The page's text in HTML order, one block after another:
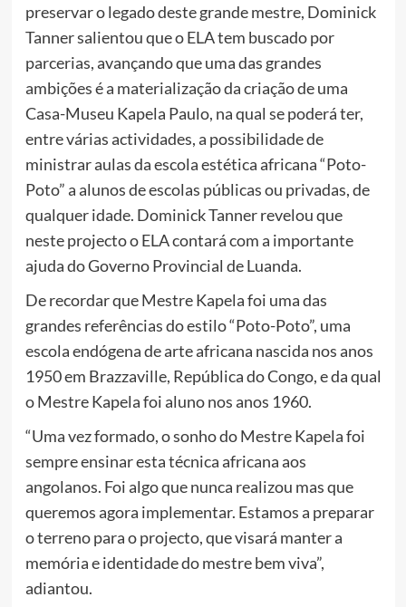
preservar o legado deste grande mestre, Dominick
Tanner salientou que o ELA tem buscado por
parcerias, avançando que uma das grandes
ambições é a materialização da criação de uma
Casa-Museu Kapela Paulo, na qual se poderá ter,
entre várias actividades, a possibilidade de
ministrar aulas da escola estética africana “Poto-
Poto” a alunos de escolas públicas ou privadas, de
qualquer idade. Dominick Tanner revelou que
neste projecto o ELA contará com a importante
ajuda do Governo Provincial de Luanda.
De recordar que Mestre Kapela foi uma das
grandes referências do estilo “Poto-Poto”, uma
escola endógena de arte africana nascida nos anos
1950 em Brazzaville, República do Congo, e da qual
o Mestre Kapela foi aluno nos anos 1960.
“Uma vez formado, o sonho do Mestre Kapela foi
sempre ensinar esta técnica africana aos
angolanos. Foi algo que nunca realizou mas que
queremos agora implementar. Estamos a preparar
o terreno para o projecto, que visará manter a
memória e identidade do mestre bem viva”,
adiantou.